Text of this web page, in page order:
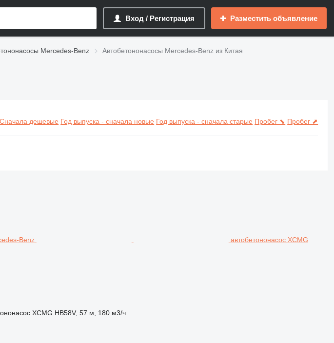
Вход / Регистрация Разместить объявление
Mercedes-Benz Автобетононасосы Mercedes-Benz из Китая
Benz из Китая
Сначала дешевые Год выпуска - сначала новые Год выпуска - сначала старые Пробег ⬊ Пробег ⬈
автобетононасос XCMG
XCMG HB58V, 57 м, 180 м3/ч